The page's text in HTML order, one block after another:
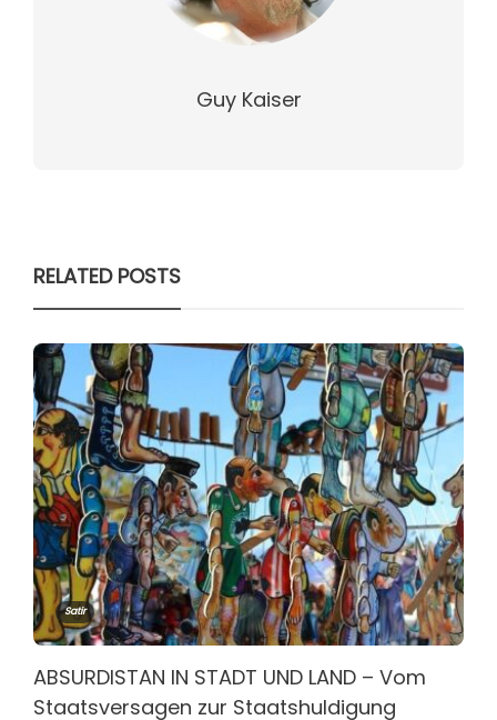
Guy Kaiser
RELATED POSTS
Satir
ABSURDISTAN IN STADT UND LAND – Vom
Staatsversagen zur Staatshuldigung